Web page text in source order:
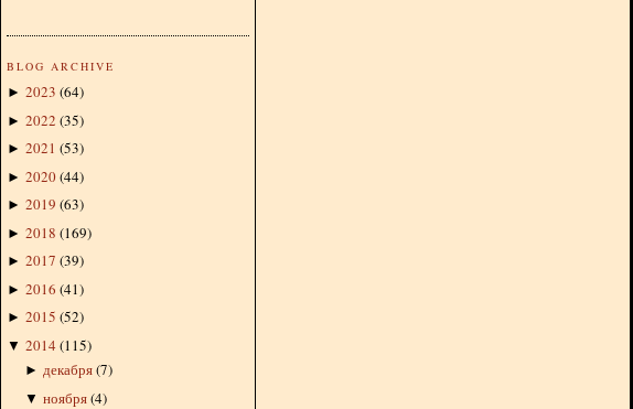
BLOG ARCHIVE
► 2023 (64)
► 2022 (35)
► 2021 (53)
► 2020(44)
► 2019 (63)
► 2018 (169)
► 2017 (39)
► 2016 (41)
► 2015 (52)
▼ 2014 (115)
► декабря(7)
▼ ноября(4)